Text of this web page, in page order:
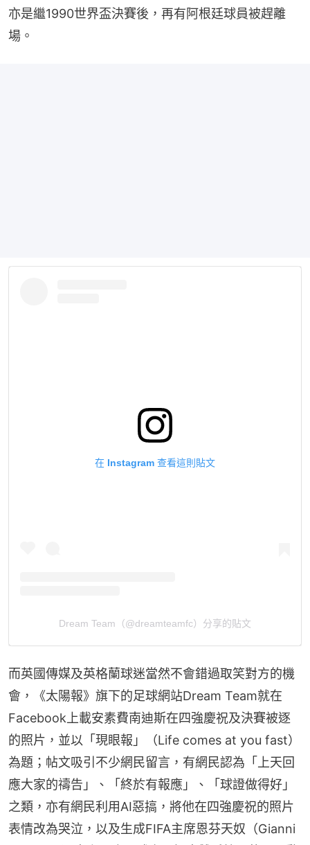
亦是繼1990世界盃決賽後，再有阿根廷球員被趕離
場。
在 Instagram 查看這則貼文
Dream Team（@dreamteamfc）分享的貼文
而英國傳媒及英格蘭球迷當然不會錯過取笑對方的機
會，《太陽報》旗下的足球網站Dream Team就在
Facebook上載安素費南迪斯在四強慶祝及決賽被逐
的照片，並以「現眼報」（Life comes at you fast）
為題；帖文吸引不少網民留言，有網民認為「上天回
應大家的禱告」、「終於有報應」、「球證做得好」
之類，亦有網民利用AI惡搞，將他在四強慶祝的照片
表情改為哭泣，以及生成FIFA主席恩芬天奴（Gianni